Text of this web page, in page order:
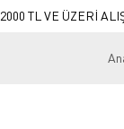
2000 TL VE ÜZERİ